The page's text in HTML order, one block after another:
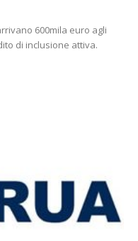
600mila euro agli
di inclusione attiva.